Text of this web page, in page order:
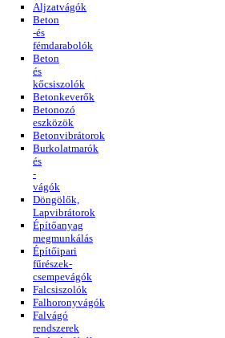
Aljzatvágók
Beton
-és
fémdarabolók
Beton
és
kőcsiszolók
Betonkeverők
Betonozó
eszközök
Betonvibrátorok
Burkolatmarók
és
-
vágók
Döngölők,
Lapvibrátorok
Építőanyag
megmunkálás
Építőipari
fűrészek-
csempevágók
Falcsiszolók
Falhoronyvágók
Falvágó
rendszerek